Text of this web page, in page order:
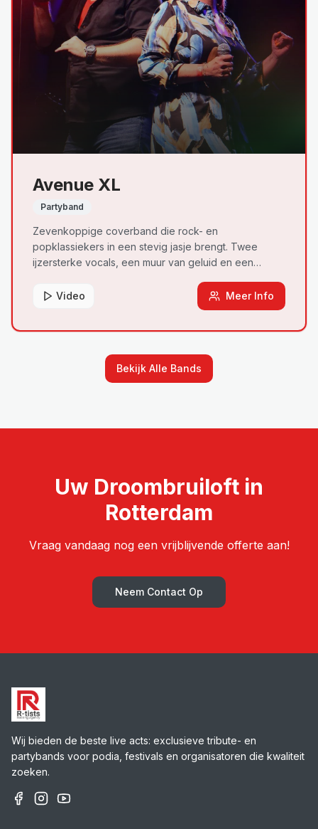
Avenue XL
Partyband
Zevenkoppige coverband die rock- en
popklassiekers in een stevig jasje brengt. Twee
ijzersterke vocals, een muur van geluid en een
transformeert.
Video Meer Info
Bekijk Alle Bands
Uw Droombruiloft in
Rotterdam
Vraag vandaag nog een vrijblijvende offerte aan!
Neem Contact Op
Wij bieden de beste live acts: exclusieve tribute- en
partybands voor podia, festivals en organisatoren die kwaliteit
zoeken.